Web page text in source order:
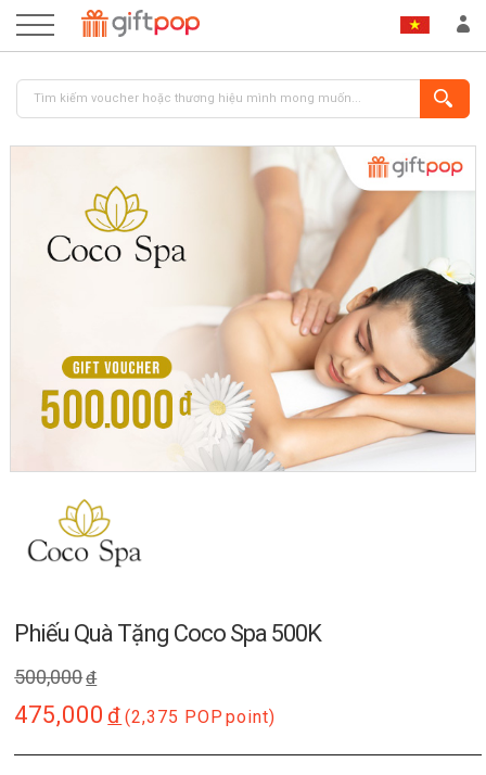
ĐĂNG KÝ
Phiếu Quà Tặng Coco Spa 500K
500,000đ
475,000 đ (2,375 POP point)